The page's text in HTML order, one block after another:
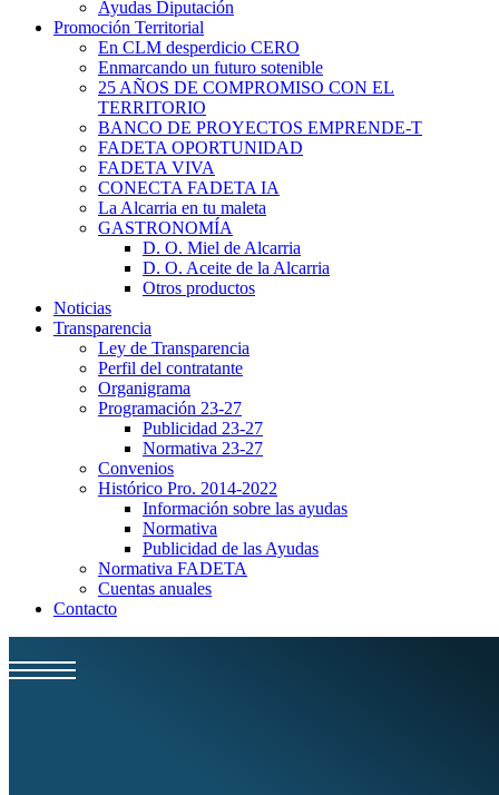
Ayudas Diputación
Promoción Territorial
En CLM desperdicio CERO
Enmarcando un futuro sotenible
25 AÑOS DE COMPROMISO CON EL
TERRITORIO
BANCO DE PROYECTOS EMPRENDE-T
FADETA OPORTUNIDAD
FADETA VIVA
CONECTA FADETA IA
La Alcarria en tu maleta
GASTRONOMÍA
D. O. Miel de Alcarria
D. O. Aceite de la Alcarria
Otros productos
Noticias
Transparencia
Ley de Transparencia
Perfil del contratante
Organigrama
Programación 23-27
Publicidad 23-27
Normativa 23-27
Convenios
Histórico Pro. 2014-2022
Información sobre las ayudas
Normativa
Publicidad de las Ayudas
Normativa FADETA
Cuentas anuales
Contacto